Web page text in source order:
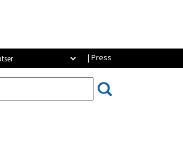
| Press